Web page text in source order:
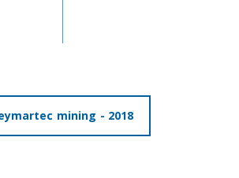
mining - 2018